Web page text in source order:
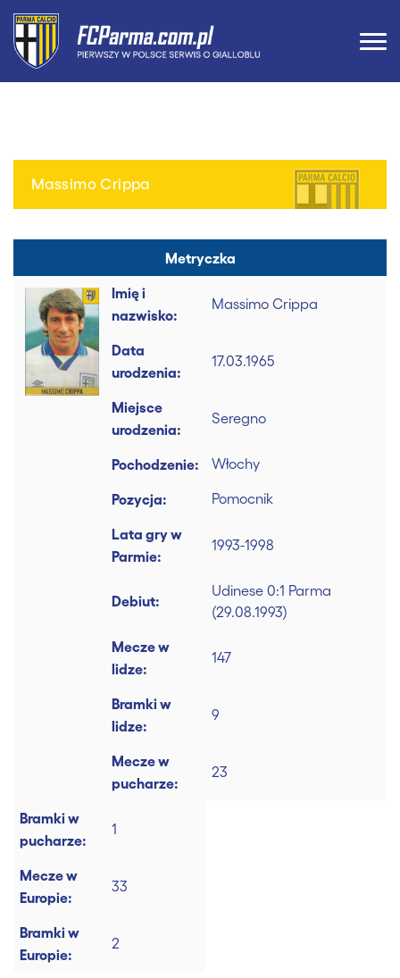
Massimo Crippa
Metryczka
Imię i
nazwisko:
Massimo Crippa
Data
urodzenia:
17.03.1965
Miejsce
urodzenia:
Seregno
Pochodzenie: Włochy
Pozycja: Pomocnik
Lata gry w
Parmie:
1993-1998
Debiut:
Udinese 0:1 Parma
(29.08.1993)
Mecze w
lidze:
147
Bramki w
lidze:
9
Mecze w
pucharze:
23
Bramki w
pucharze:
1
Mecze w
Europie:
33
Bramki w
Europie:
2